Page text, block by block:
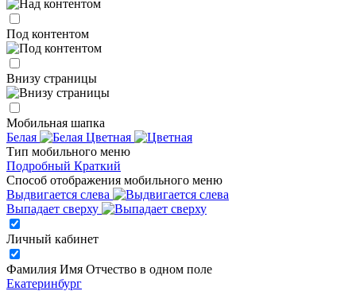
Под контентом
Внизу страницы
Мобильная шапка
Белая
Цветная
Тип мобильного меню
Подробный Краткий
Способ отображения мобильного меню
Выдвигается слева
Выпадает сверху
Личный кабинет
Фамилия Имя Отчество в одном поле
Екатеринбург